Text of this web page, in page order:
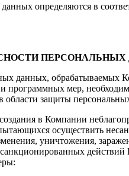
определяются в
данных, обрабатываемых
программных мер,
в области защиты
в Компании
осуществить
уничтожения,